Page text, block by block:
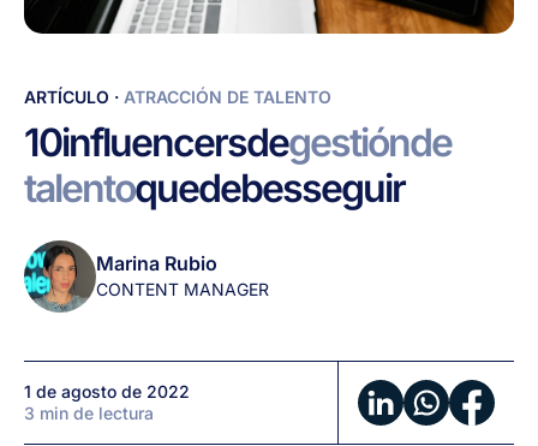
10
influencers
de
gestión
de
talento
que
debes
ARTÍCULO · ATRACCIÓN DE TALENTO
10influencersdegestiónde
talentoquedebesseguir
Marina Rubio
CONTENT MANAGER
1 de agosto de 2022
3 min de lectura